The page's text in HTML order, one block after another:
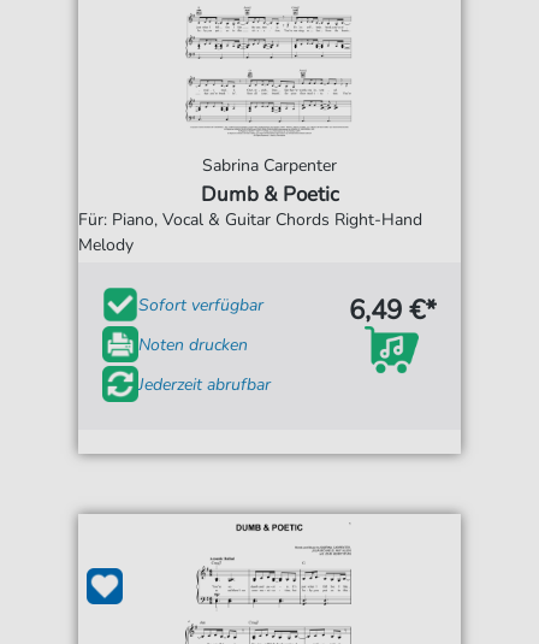
Sabrina Carpenter
Dumb & Poetic
Für: Piano, Vocal & Guitar Chords Right-Hand
Melody
Sofort verfügbar
Noten drucken
Jederzeit abrufbar
6,49 €*